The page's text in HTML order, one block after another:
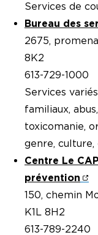
Services de
Bureau des
2675,
8K2
613-729-1000
Services
familiaux,
toxicomanie,
genre, culture,
Centre Le
prévention
150, chemin
K1L 8H2
613-789-2240